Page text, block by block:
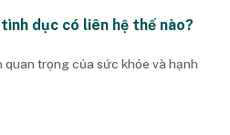
dục có liên hệ thế nào?
quan trọng của sức khỏe và hạnh